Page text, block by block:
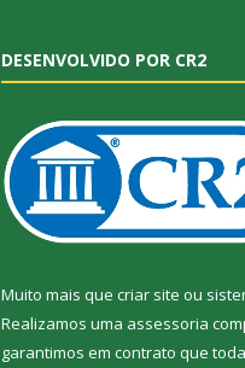
DESENVOLVIDO POR CR2
Muito mais que criar site ou
Realizamos uma assessoria
garantimos em contrato que